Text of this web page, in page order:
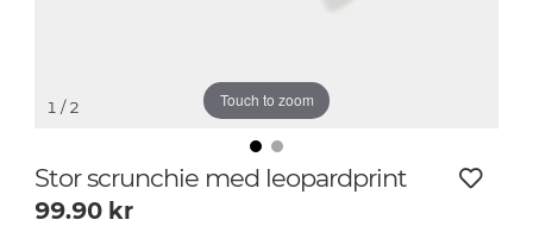
Touch to zoom
1 / 2
Stor scrunchie med leopardprint
99.90 kr